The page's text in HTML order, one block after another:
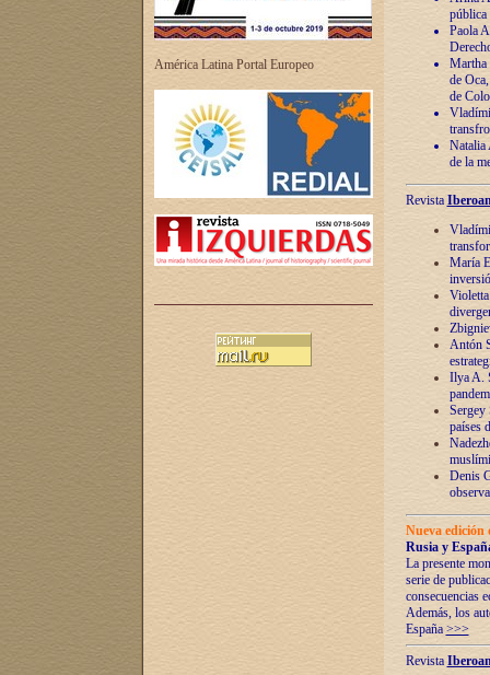
América Latina Portal Europeo
pública
Paola
Martha
de
de
Natalia
de la
Revista
María
Antón
Ilya A.
Sergey
países
Denis
Nueva
Rusia y
La presente
serie de
consecuencias
Además, los
España >>>
Revista